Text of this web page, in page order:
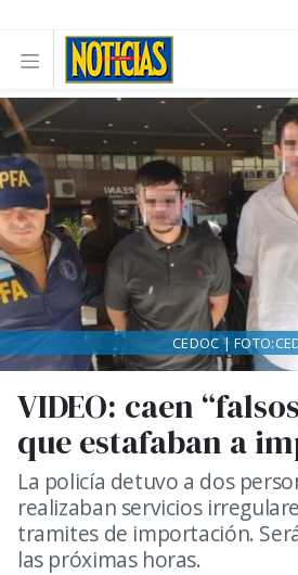
VIDEO: caen
que estafaban a
La policía detuvo a dos
realizaban servicios
tramites de importación.
las próximas horas.
CEDOC |